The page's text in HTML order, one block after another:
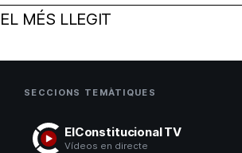
EL MÉS LLEGIT
SECCIONS TEMÀTIQUES
ElConstitucional TV
Vídeos en directe